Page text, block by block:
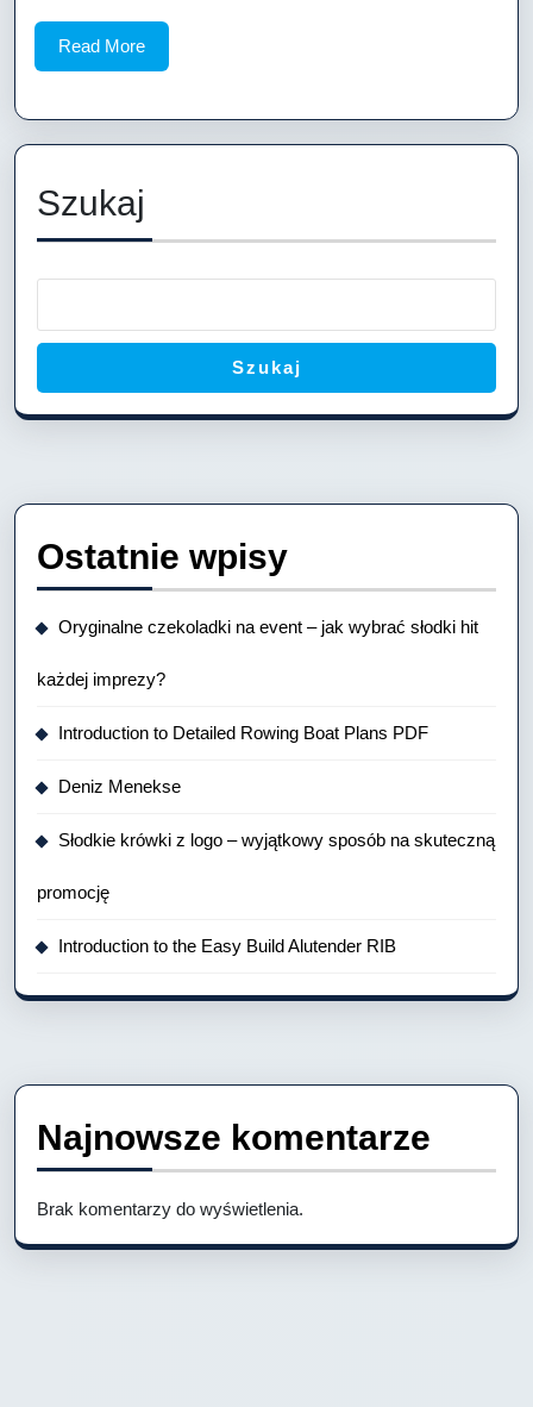
Plans:
Build
Dream
Read MoreRead
More
Szukaj
Szukaj
Ostatnie wpisy
Oryginalne czekoladki na event – jak wybrać słodki hit
każdej imprezy?
Introduction to Detailed Rowing Boat Plans PDF
Deniz Menekse
Słodkie krówki z logo – wyjątkowy sposób na skuteczną
promocję
Introduction to the Easy Build Alutender RIB
Najnowsze komentarze
Brak komentarzy do wyświetlenia.